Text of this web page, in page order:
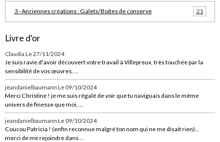
3 - Anciennes créations : Galets/Boites de conserve 21
Livre d'or
Claudia Le 27/11/2024
Je suis ravie d'avoir découvert votre travail à Villepreux, très touchée par la
sensibilité de vos œuvres. ...
jeandanielbaumann Le 09/10/2024
Merci Christine ! je me suis régalé de voir que tu naviguais dans le même
univers de finesse que moi, ...
jeandanielbaumann Le 09/10/2024
Coucou Patricia ! (enfin reconnue malgré ton nom qui ne me disait rien)...
merci de me rejoindre dans ...